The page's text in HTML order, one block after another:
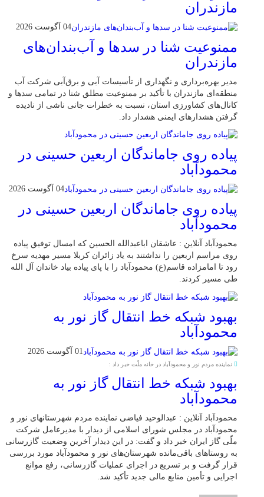
مازندران
04 آگوست 2026
ممنوعیت شنا در سدها و آب‌بندان‌‌های
مازندران
مدیر بهره‌برداری و نگهداری از تأسیسات آبی و برق‌آبی شرکت آب
منطقه‌ای مازندران با تأکید بر ممنوعیت مطلق شنا در تمامی سدها و
کانال‌های کشاورزی استان، نسبت به خطرات جانی ناشی از نادیده
گرفتن هشدارهای ایمنی هشدار داد.
پیاده روی جاماندگان اربعین حسینی در
محمودآباد
04 آگوست 2026
پیاده روی جاماندگان اربعین حسینی در
محمودآباد
محمودآباد آنلاین : عاشقان اباعبدالله الحسین که امسال توفیق پیاده
روی مراسم اربعین را نداشتند به یاد زائران کربلا مسیر مهدیه سرخ
رود تا امامزاده قاسم(ع) محمودآباد را با پای پیاده بیاد خاندان آل الله
طی مسیر کردند.
بهبود شبکه خط انتقال گاز نور به
محمودآباد
01 آگوست 2026
نماینده مردم نور و محمودآباد در خانه ملّت خبر داد :
بهبود شبکه خط انتقال گاز نور به
محمودآباد
محمودآباد آنلاین : عبدالوحید فیاضی نماینده مردم شهرستانهای نور و
محمودآباد در مجلس شورای اسلامی از دیدار با مدیرعامل شرکت
ملّی گاز ایران خبر داد و گفت: در این دیدار آخرین وضعیت گازرسانی
به روستاهای باقی‌مانده شهرستان‌های نور و محمودآباد مورد بررسی
قرار گرفت و بر تسریع در اجرای عملیات گازرسانی، رفع موانع
اجرایی و تأمین منابع مالی جدید تأکید شد.